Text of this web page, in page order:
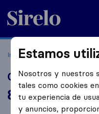
Sirelo.es
Inicio Empresas de
Catradi
8,2
reseñas de
Estamos
Nosotros y nuestros
tales como cookies
tu experiencia de
y anuncios,